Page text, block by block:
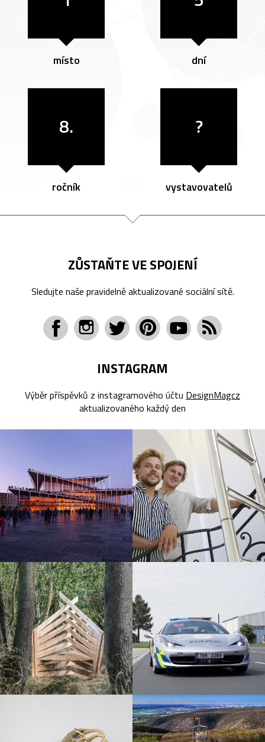
místo dní
8.
ročník
?
vystavovatelů
ZŮSTAŇTE VE SPOJENÍ
Sledujte naše pravidelně aktualizované sociální sítě.
INSTAGRAM
Výběr příspěvků z instagramového účtu DesignMagcz
aktualizovaného každý den